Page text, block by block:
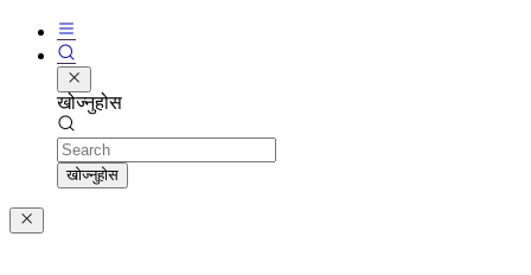
खोज्नुहोस
Search
खोज्नुहोस